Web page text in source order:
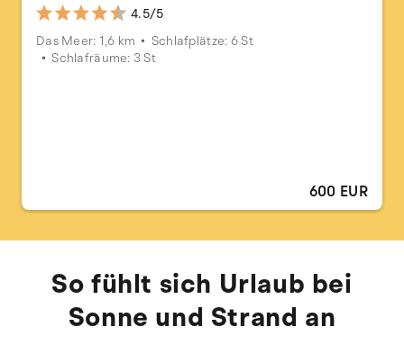
4.5/5
Das Meer: 1,6 km
Schlafplätze: 6 St
Schlafräume: 3 St
600 EUR
So fühlt sich Urlaub bei
Sonne und Strand an